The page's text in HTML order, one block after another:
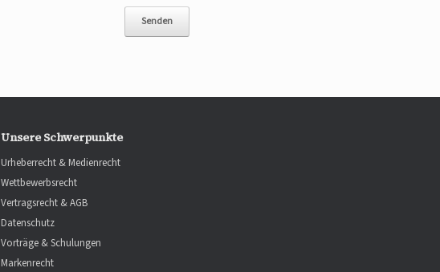
Unsere Schwerpunkte
Urheberrecht & Medienrecht
Wettbewerbsrecht
Vertragsrecht & AGB
Datenschutz
Vorträge & Schulungen
Markenrecht